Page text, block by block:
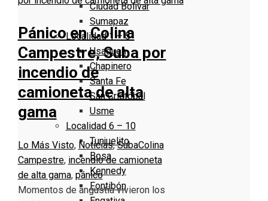
Ciudad Bolivar
Sumapaz
Localidad 1 – 5
Usaquen
Chapinero
Santa Fe
San Cristóbal
Usme
Localidad 6 – 10
Tunjuelito
Bosa
Kennedy
Fontibón
Pánico en Colina
Campestre, Suba por
incendio de
camioneta de alta
gama
Lo Más Visto, Noticias,SubaColina
Campestre, incendio de camioneta
de alta gama, pánico
Momentos de angustia vivieron los